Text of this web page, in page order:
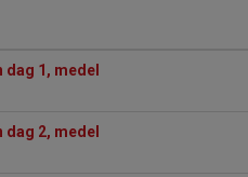
1, medel
2, medel